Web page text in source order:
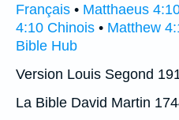
Français • Matthaeus
4:10 Chinois • Matthew
Bible Hub
Version Louis Segond
La Bible David Martin